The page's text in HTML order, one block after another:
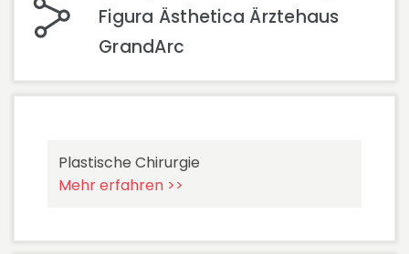
Figura Ästhetica Ärztehaus
GrandArc
Plastische Chirurgie
Mehr erfahren >>